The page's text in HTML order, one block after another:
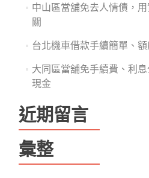
中山區當舖免去人情債，
關
台北機車借款手續簡單、
大同區當舖免手續費、利
現金
近期留言
彙整